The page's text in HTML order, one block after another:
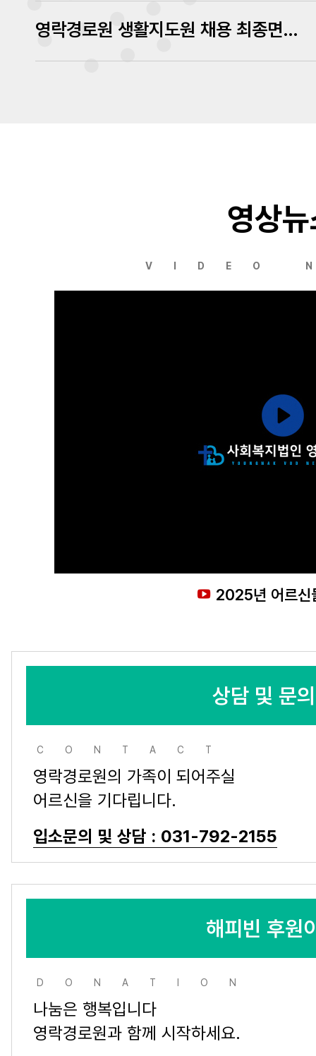
영락경로원 생활지도원 채용 최종면접 심사결과 발표
영상
VIDEO
2025년 어르신
상담 및 문
CONTACT
영락경로원의 가족이 되어주실
어르신을 기다립니다.
입소문의 및 상담 : 031-792-2155
해피빈 후원
DONATION
나눔은 행복입니다
영락경로원과 함께 시작하세요.